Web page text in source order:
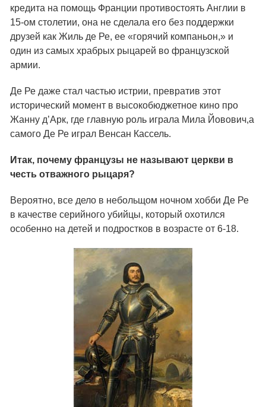
кредита на помощь Франции противостоять Англии в
15-ом столетии, она не сделала его без поддержки
друзей как Жиль де Ре, ее «горячий компаньон,» и
один из самых храбрых рыцарей во французской
армии.
Де Ре даже стал частью истрии, превратив этот
исторический момент в высокобюджетное кино про
Жанну д’Арк, где главную роль играла Мила Йовович,а
самого Де Ре играл Венсан Кассель.
Итак, почему французы не называют церкви в
честь отважного рыцаря?
Вероятно, все дело в небольщом ночном хобби Де Ре
в качестве серийного убийцы, который охотился
особенно на детей и подростков в возрасте от 6-18.